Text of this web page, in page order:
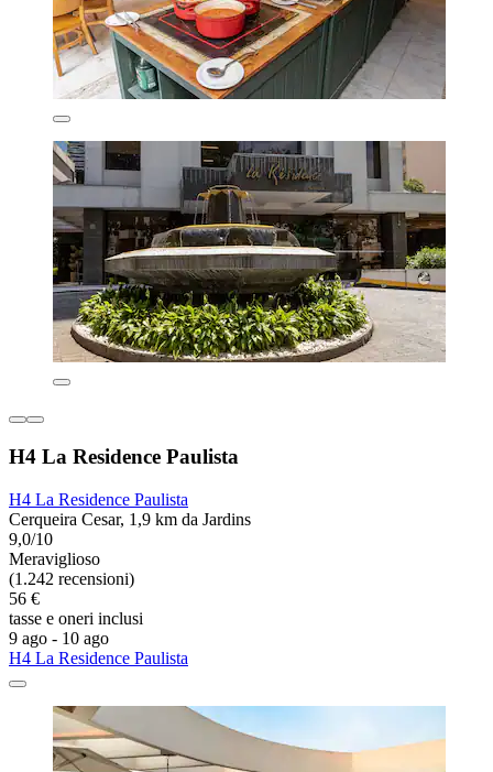
H4 La Residence Paulista
H4 La Residence Paulista
Cerqueira Cesar, 1,9 km da Jardins
9,0/10
Meraviglioso
(1.242 recensioni)
56 €
tasse e oneri inclusi
9 ago - 10 ago
H4 La Residence Paulista